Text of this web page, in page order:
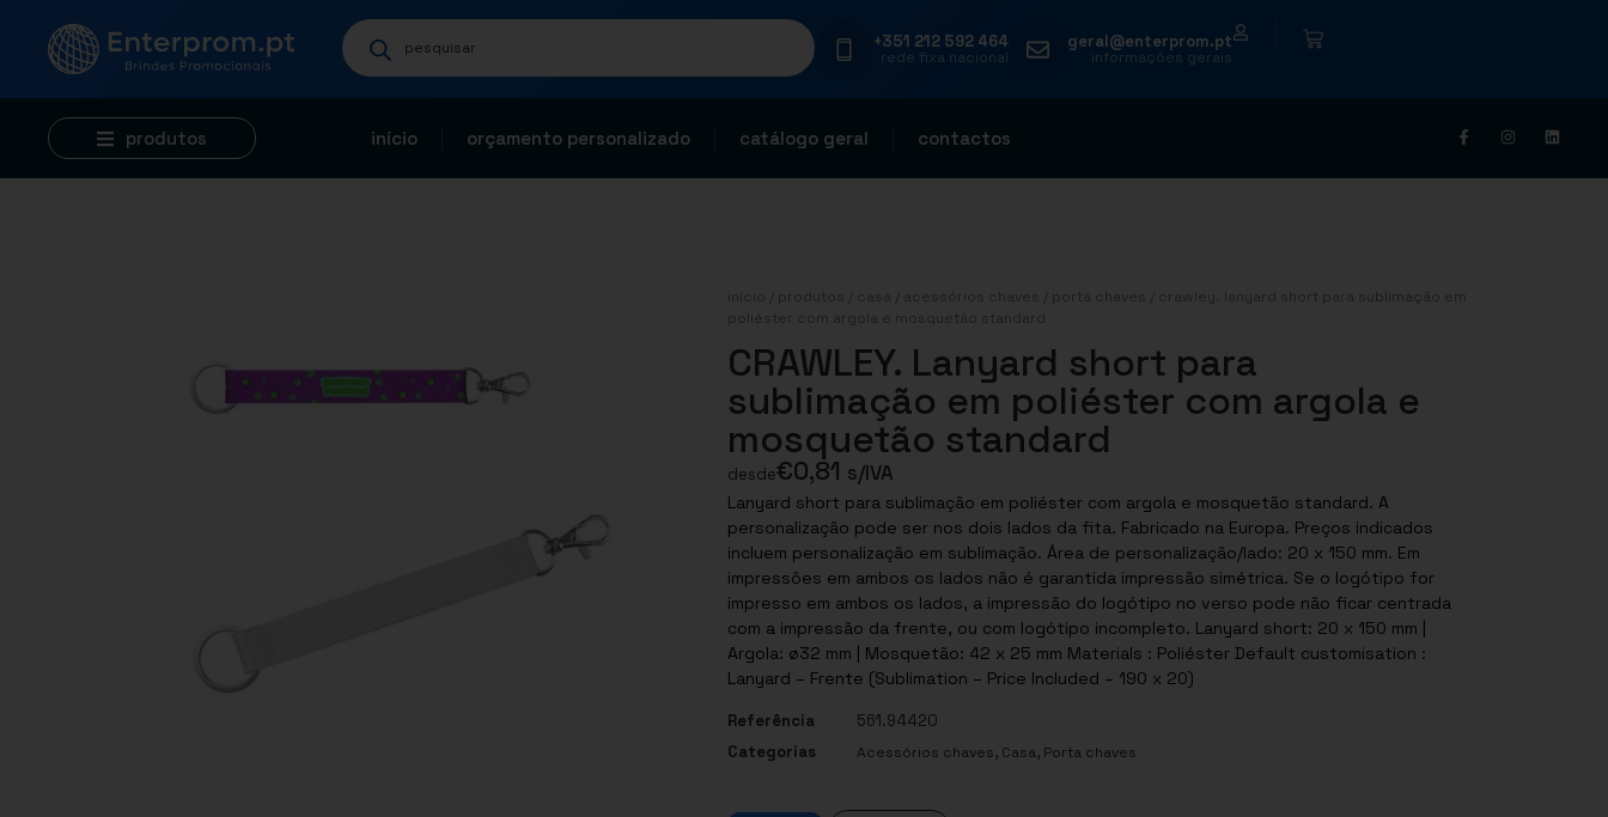
+351 212 592 464
rede fixa nacional
geral@enterprom.pt
informações gerais
produtos início orçamento personalizado catálogo geral contactos
início produtos casa acessórios chaves porta chaves
/ crawley. lanyard short para sublimação em
poliéster com argola e mosquetão standard
CRAWLEY. Lanyard short para
sublimação em poliéster com argola e
mosquetão standard
desde€0,81 s/IVA
Lanyard short para sublimação em poliéster com argola e mosquetão standard. A
personalização pode ser nos dois lados da fita. Fabricado na Europa. Preços indicados
incluem personalização em sublimação. Área de personalização/lado: 20 x 150 mm. Em
impressões em ambos os lados não é garantida impressão simétrica. Se o logótipo for
impresso em ambos os lados, a impressão do logótipo no verso pode não ficar centrada
com a impressão da frente, ou com logótipo incompleto. Lanyard short: 20 x 150 mm |
Argola: ø32 mm | Mosquetão: 42 x 25 mm Materials : Poliéster Default customisation :
Lanyard – Frente (Sublimation – Price Included – 190 x 20)
Referência
561.94420
Categorias
Acessórios chaves, Casa, Porta chaves